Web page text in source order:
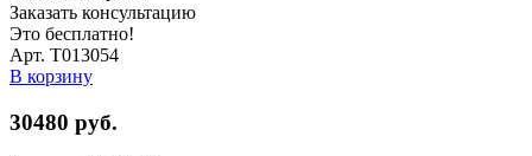
Заказать консультацию
Это бесплатно!
Арт. Т013054
В корзину
30480 руб.